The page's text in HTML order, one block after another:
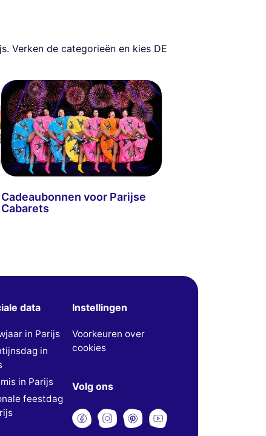
Verken de categorieën en kies DE
Cadeaubonnen voor Parijse
Cabarets
data
in Parijs
in
in Parijs
feestdag
Instellingen
Voorkeuren over
cookies
Volg ons